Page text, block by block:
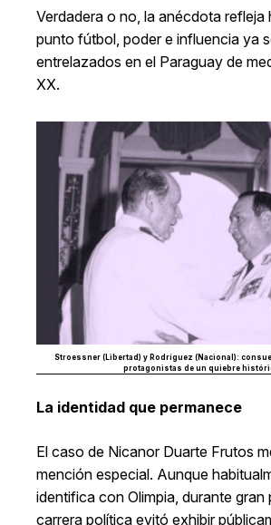
Verdadera o no, la anécdota refleja
punto fútbol, poder e influencia ya
entrelazados en el Paraguay de
XX.
Stroessner (Libertad) y Rodríguez (Nacional):
protagonistas de un quiebre
La identidad que permanece
El caso de Nicanor Duarte Frutos
mención especial. Aunque
identifica con Olimpia, durante gran
carrera política evitó exhibir